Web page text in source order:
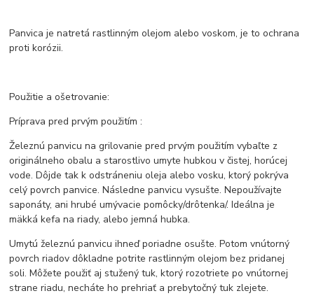
Panvica je natretá rastlinným olejom alebo voskom, je to ochrana
proti korózii.
Použitie a ošetrovanie:
Príprava pred prvým použitím :
Železnú panvicu na grilovanie pred prvým použitím vybaľte z
originálneho obalu a starostlivo umyte hubkou v čistej, horúcej
vode. Dôjde tak k odstráneniu oleja alebo vosku, ktorý pokrýva
celý povrch panvice. Následne panvicu vysušte. Nepoužívajte
saponáty, ani hrubé umývacie pomôcky/drôtenka/. Ideálna je
mäkká kefa na riady, alebo jemná hubka.
Umytú železnú panvicu ihneď poriadne osušte. Potom vnútorný
povrch riadov dôkladne potrite rastlinným olejom bez pridanej
soli. Môžete použiť aj stužený tuk, ktorý rozotriete po vnútornej
strane riadu, necháte ho prehriať a prebytočný tuk zlejete.